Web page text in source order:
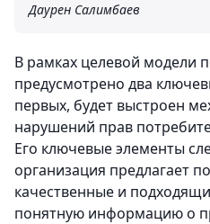
Даурен Салимбаев
В рамках целевой модели
предусмотрено два
первых, будет выстроен
нарушений прав
Его ключевые элементы
организация предлагает
качественные и
понятную информацию о